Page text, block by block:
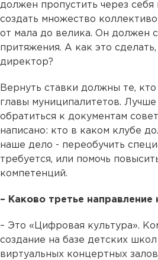
должен пропустить через себя
создать множество
от мала до велика. Он должен
притяжения. А как это
директор?
Вернуть ставки должны те, кто
главы муниципалитетов.
обратиться к документам
написано: кто в каком клубе
наше дело - переобучить
требуется, или помочь
компетенций.
– Каково третье направление
– Это «Цифровая культура».
создание на базе детских школ
виртуальных концертных